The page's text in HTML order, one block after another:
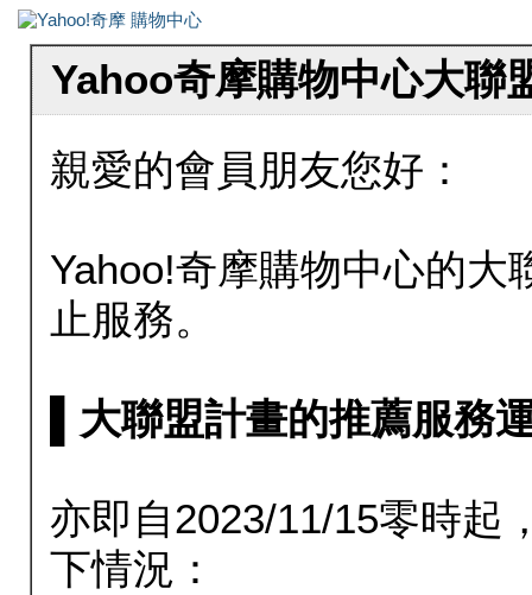
Yahoo奇摩購物中心大聯
親愛的會員朋友您好：
Yahoo!奇摩購物中心的大
止服務。
▌大聯盟計畫的推薦服務
亦即自2023/11/15零時起
下情況：